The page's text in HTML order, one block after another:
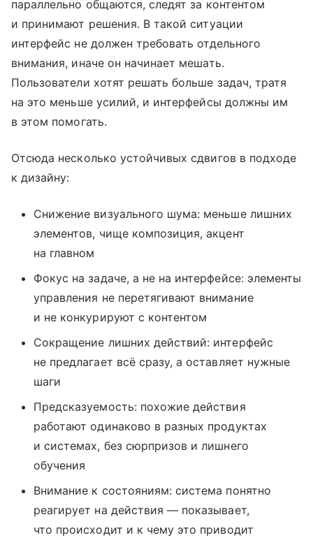
параллельно общаются, следят за контентом
и принимают решения. В такой ситуации
интерфейс не должен требовать отдельного
внимания, иначе он начинает мешать.
Пользователи хотят решать больше задач, тратя
на это меньше усилий, и интерфейсы должны им
в этом помогать.
Отсюда несколько устойчивых сдвигов в подходе
к дизайну:
Снижение визуального шума: меньше лишних
элементов, чище композиция, акцент
на главном
Фокус на задаче, а не на интерфейсе: элементы
управления не перетягивают внимание
и не конкурируют с контентом
Сокращение лишних действий: интерфейс
не предлагает всё сразу, а оставляет нужные
шаги
Предсказуемость: похожие действия
работают одинаково в разных продуктах
и системах, без сюрпризов и лишнего
обучения
Внимание к состояниям: система понятно
реагирует на действия — показывает,
что происходит и к чему это приводит